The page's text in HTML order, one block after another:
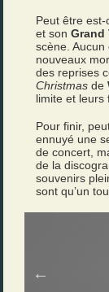
Peut être est-
et sonGrand
scène.
nouveaux
des reprises
Christmas de
limite et leurs
Pour finir,
ennuyé une
de concert,
de la
souvenirs
sont qu’un